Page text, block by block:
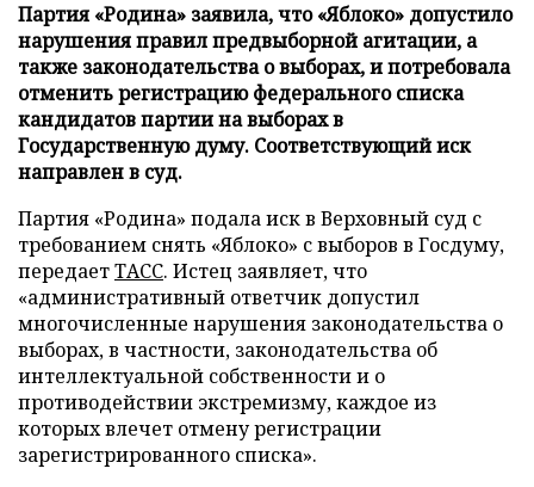
Партия «Родина» заявила, что «Яблоко» допустило
нарушения правил предвыборной агитации, а
также законодательства о выборах, и потребовала
отменить регистрацию федерального списка
кандидатов партии на выборах в
Государственную думу. Соответствующий иск
направлен в суд.
Партия «Родина» подала иск в Верховный суд с
требованием снять «Яблоко» с выборов в Госдуму,
передаетТАСС. Истец заявляет, что
«административный ответчик допустил
многочисленные нарушения законодательства о
выборах, в частности, законодательства об
интеллектуальной собственности и о
противодействии экстремизму, каждое из
которых влечет отмену регистрации
зарегистрированного списка».